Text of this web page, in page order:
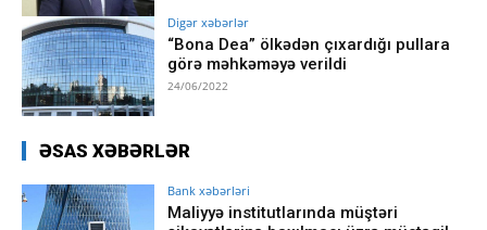
Digər xəbərlər
“Bona Dea” ölkədən çıxardığı pullara
görə məhkəməyə verildi
24/06/2022
ƏSAS XƏBƏRLƏR
Bank xəbərləri
Maliyyə institutlarında müştəri